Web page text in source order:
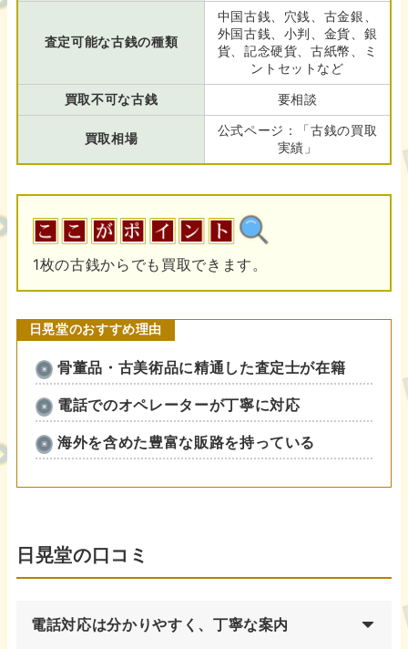
査定可能な古銭の種類
中国古銭、穴銭、古金銀、
外国古銭、小判、金貨、銀
貨、記念硬貨、古紙幣、ミ
ントセットなど
買取不可な古銭
要相談
買取相場
公式ページ：「古銭の買取
実績」
1枚の古銭からでも買取できます。
日晃堂のおすすめ理由
骨董品・古美術品に精通した査定士が在籍
電話でのオペレーターが丁寧に対応
海外を含めた豊富な販路を持っている
日晃堂の口コミ
電話対応は分かりやすく、丁寧な案内